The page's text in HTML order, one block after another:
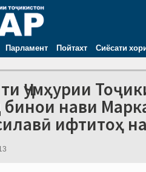
Парламент Пойтахт Сиёсати
Ҷумҳурии
нави
ифтитоҳ